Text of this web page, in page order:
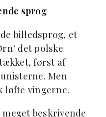
sprog
billedsprog, et
det polske
først af
Men
løfte vingerne.
beskrivende